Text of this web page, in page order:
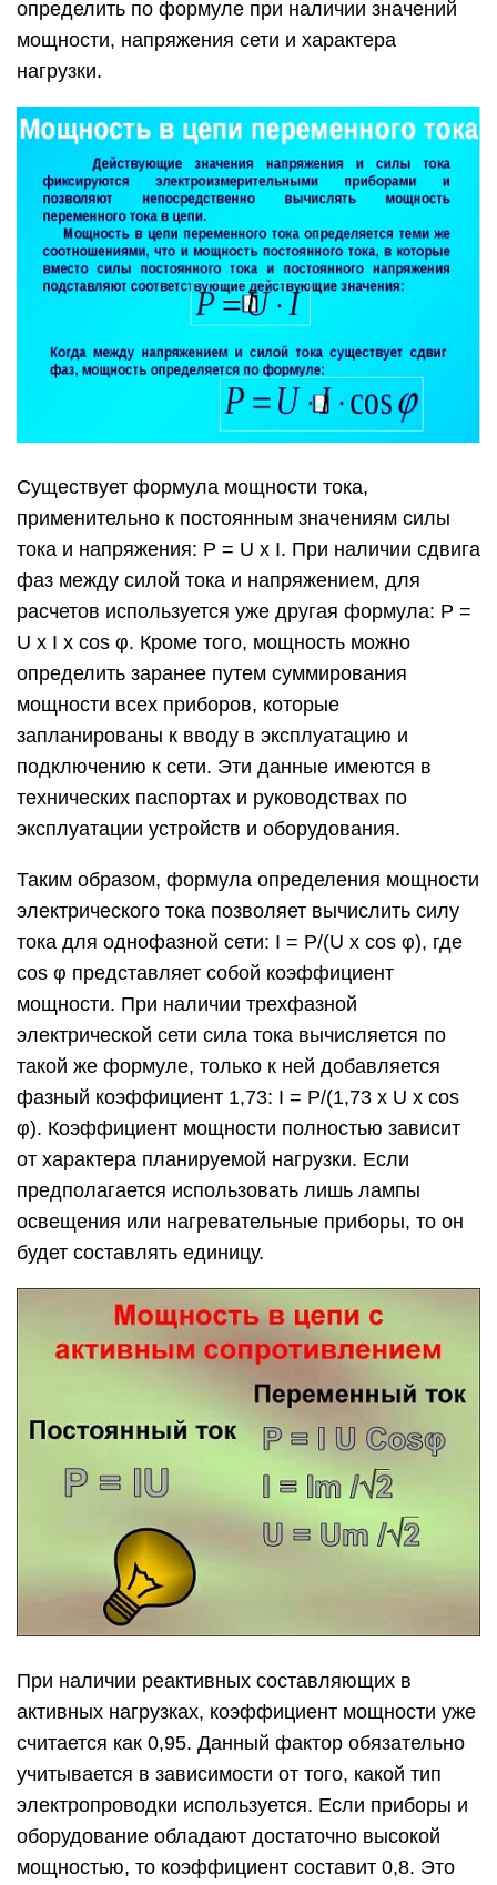
определить по формуле при наличии значений
мощности, напряжения сети и характера
нагрузки.
Существует формула мощности тока,
применительно к постоянным значениям силы
тока и напряжения: P = U x I. При наличии сдвига
фаз между силой тока и напряжением, для
расчетов используется уже другая формула: P =
U x I х cos φ. Кроме того, мощность можно
определить заранее путем суммирования
мощности всех приборов, которые
запланированы к вводу в эксплуатацию и
подключению к сети. Эти данные имеются в
технических паспортах и руководствах по
эксплуатации устройств и оборудования.
Таким образом, формула определения мощности
электрического тока позволяет вычислить силу
тока для однофазной сети: I = P/(U x cos φ), где
cos φ представляет собой коэффициент
мощности. При наличии трехфазной
электрической сети сила тока вычисляется по
такой же формуле, только к ней добавляется
фазный коэффициент 1,73: I = P/(1,73 х U x cos
φ). Коэффициент мощности полностью зависит
от характера планируемой нагрузки. Если
предполагается использовать лишь лампы
освещения или нагревательные приборы, то он
будет составлять единицу.
При наличии реактивных составляющих в
активных нагрузках, коэффициент мощности уже
считается как 0,95. Данный фактор обязательно
учитывается в зависимости от того, какой тип
электропроводки используется. Если приборы и
оборудование обладают достаточно высокой
мощностью, то коэффициент составит 0,8. Это